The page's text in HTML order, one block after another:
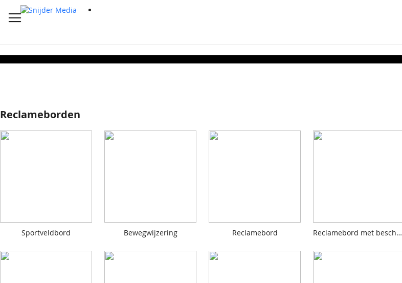
Reclameborden
Sportveldbord Bewegwijzering Reclamebord Reclamebord met beschermlak